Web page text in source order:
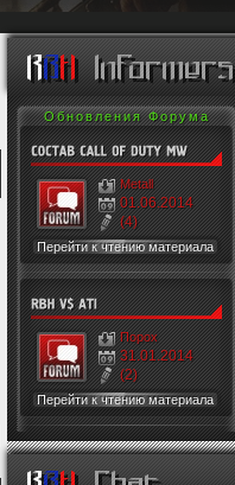
RBHInformers
Обновления Форума
Metall
01.06.2014
(4)
Перейти к чтению материала
Порох
31.01.2014
(2)
Перейти к чтению материала
Новое в Блоге